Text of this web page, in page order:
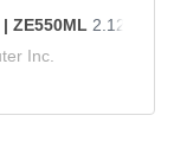
ZE550ML 2.12.40.9
Inc.